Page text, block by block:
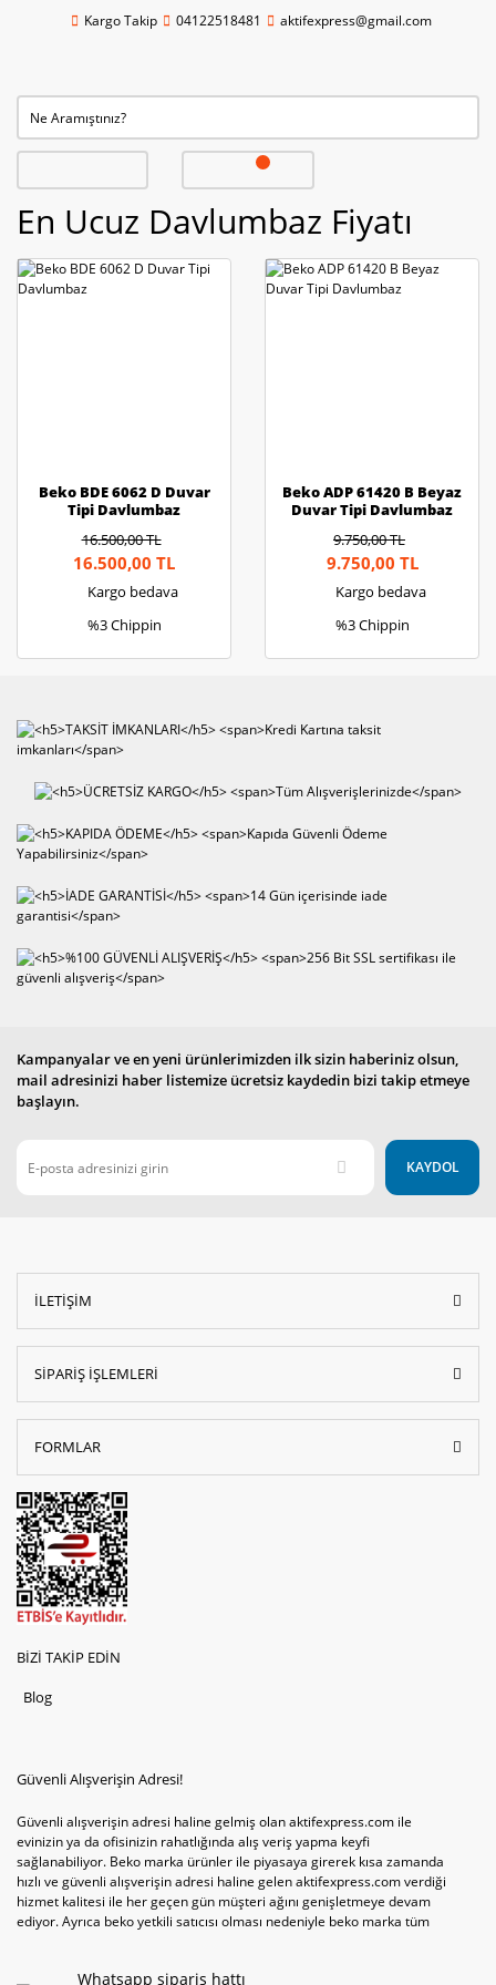
Kargo Takip 04122518481 aktifexpress@gmail.com
En Ucuz Davlumbaz Fiyatı
Beko BDE 6062 D Duvar
Tipi Davlumbaz
16.500,00 TL
16.500,00 TL
Kargo bedava
%3 Chippin
Beko ADP 61420 B Beyaz
Duvar Tipi Davlumbaz
9.750,00 TL
9.750,00 TL
Kargo bedava
%3 Chippin
Kampanyalar ve en yeni ürünlerimizden ilk sizin haberiniz olsun,
mail adresinizi haber listemize ücretsiz kaydedin bizi takip etmeye
başlayın.
KAYDOL
İLETİŞİM
SİPARİŞ İŞLEMLERİ
FORMLAR
BİZİ TAKİP EDİN
Blog
Güvenli Alışverişin Adresi!
Güvenli alışverişin adresi haline gelmiş olan aktifexpress.com ile
evinizin ya da ofisinizin rahatlığında alış veriş yapma keyfi
sağlanabiliyor. Beko marka ürünler ile piyasaya girerek kısa zamanda
hızlı ve güvenli alışverişin adresi haline gelen aktifexpress.com verdiği
hizmet kalitesi ile her geçen gün müşteri ağını genişletmeye devam
ediyor. Ayrıca beko yetkili satıcısı olması nedeniyle beko marka tüm
televizyon ya da bulaşık makinesi değil aynı zamanda çamaşır makinesi
Whatsapp sipariş hattı